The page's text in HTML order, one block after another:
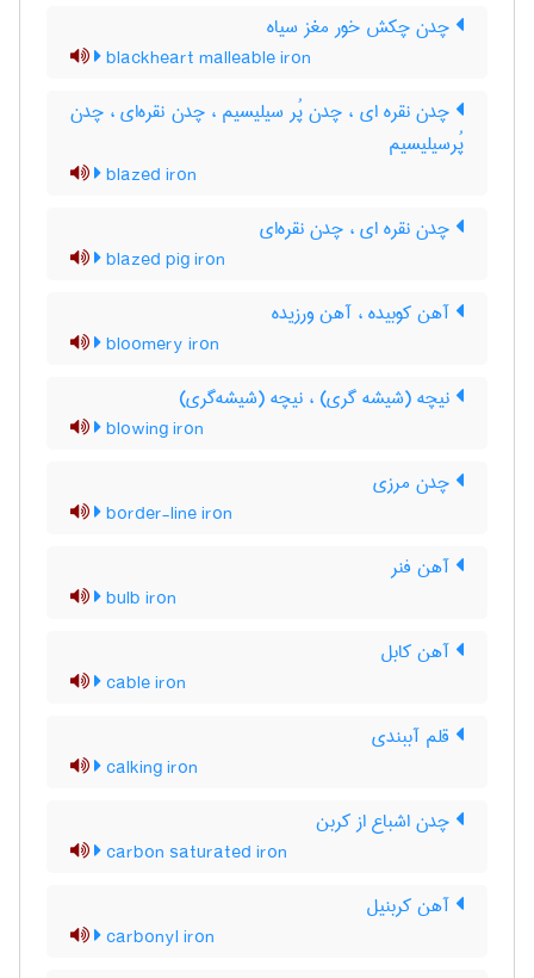
چدن چکش خور مغز سیاه
blackheart malleable iron
چدن نقره ای ، چدن پُر سیلیسیم ، چدن نقره‌ای ، چدن
پُرسیلیسیم
blazed iron
چدن نقره ای ، چدن نقره‌ای
blazed pig iron
آهن کوبیده ، آهن ورزیده
bloomery iron
نیچه (شیشه گری) ، نیچه (شیشه‌گری)
blowing iron
چدن مرزی
border-line iron
آهن فنر
bulb iron
آهن کابل
cable iron
قلم آببندی
calking iron
چدن اشباع از کربن
carbon saturated iron
آهن کربنیل
carbonyl iron